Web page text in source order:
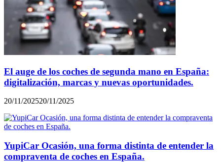
El auge de los coches de segunda mano en España:
digitalización, marcas y nuevas oportunidades.
20/11/202520/11/2025
YupiCar Ocasión, una forma distinta de entender la
compraventa de coches en España.